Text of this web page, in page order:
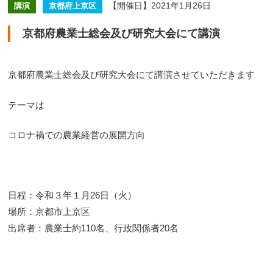
講演 京都府上京区 【開催日】2021年1月26日
京都府農業士総会及び研究大会にて講演
京都府農業士総会及び研究大会にて講演させていただきます
テーマは
コロナ禍での農業経営の展開方向
日程：令和３年１月26日（火）
場所：京都市上京区
出席者：農業士約110名、行政関係者20名